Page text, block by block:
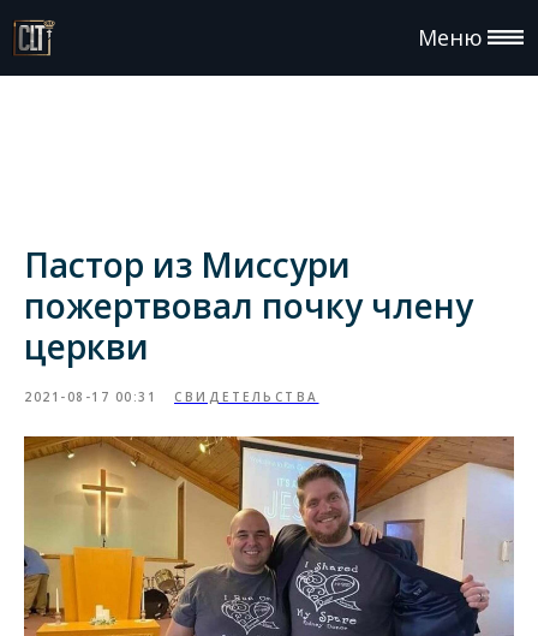
Меню
Пастор из Миссури
пожертвовал почку члену
церкви
2021-08-17 00:31 СВИДЕТЕЛЬСТВА